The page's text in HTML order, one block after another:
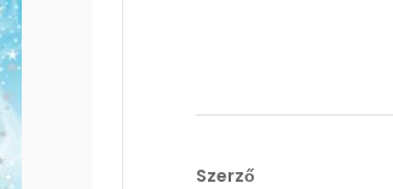
Szerző